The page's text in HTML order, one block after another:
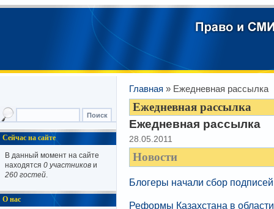
Главная » Ежедневная рассылка
Ежедневная рассылка
Ежедневная рассылка
28.05.2011
Новости
Блогеры начали сбор
Реформы Казахстана в
Сейчас на сайте
В данный момент на сайте
находятся 0 участников и
260 гостей
О нас